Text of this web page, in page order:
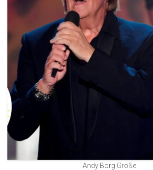
Andy Borg Größe